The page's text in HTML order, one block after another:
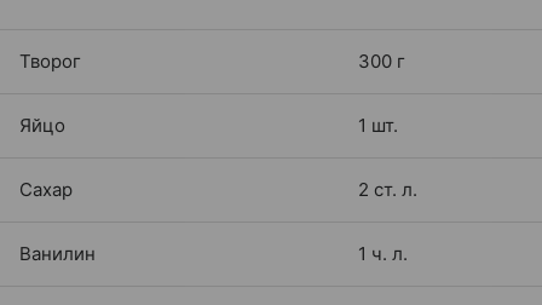
Творог 300 г
Яйцо 1 шт.
Сахар 2 ст. л.
Ванилин 1 ч. л.